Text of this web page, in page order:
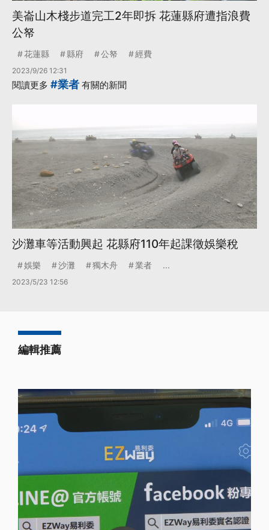
美崙山木棧步道完工2年即拆 花蓮縣府遭指浪費
公帑
花蓮縣 縣府 公帑 經費
2023/9/26 12:31
閱讀更多 #業者 有關的新聞
沙灘車等活動興起 花縣府110年起課徵娛樂稅
娛樂 沙灘 獨木舟 業者 ...
2023/5/23 12:56
編輯推薦